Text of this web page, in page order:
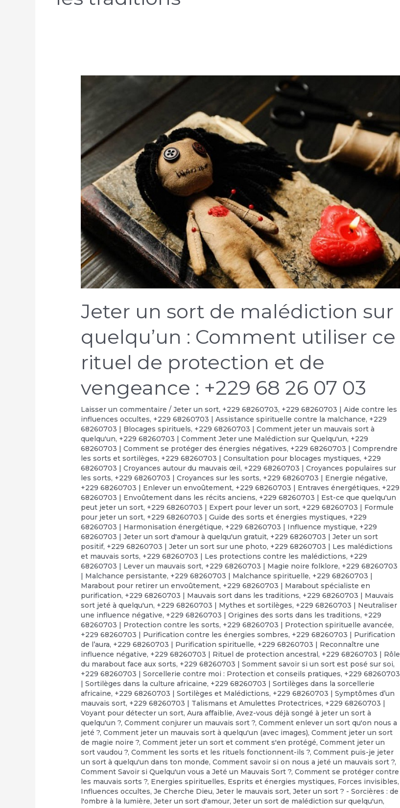
Jeter un sort de malédiction sur
quelqu’un : Comment utiliser ce
rituel de protection et de
vengeance : +229 68 26 07 03
Laisser un commentaire /Jeter un sort, +229 68260703, +229 68260703 | Aide contre les
influences occultes, +229 68260703 | Assistance spirituelle contre la malchance, +229
68260703 | Blocages spirituels, +229 68260703 | Comment jeter un mauvais sort à
quelqu'un, +229 68260703 | Comment Jeter une Malédiction sur Quelqu'un, +229
68260703 | Comment se protéger des énergies négatives, +229 68260703 | Comprendre
les sorts et sortilèges, +229 68260703 | Consultation pour blocages mystiques, +229
68260703 | Croyances autour du mauvais œil, +229 68260703 | Croyances populaires sur
les sorts, +229 68260703 | Croyances sur les sorts, +229 68260703 | Energie négative,
+229 68260703 | Enlever un envoûtement, +229 68260703 | Entraves énergétiques, +229
68260703 | Envoûtement dans les récits anciens, +229 68260703 | Est-ce que quelqu'un
peut jeter un sort, +229 68260703 | Expert pour lever un sort, +229 68260703 | Formule
pour jeter un sort, +229 68260703 | Guide des sorts et énergies mystiques, +229
68260703 | Harmonisation énergétique, +229 68260703 | Influence mystique, +229
68260703 | Jeter un sort d'amour à quelqu'un gratuit, +229 68260703 | Jeter un sort
positif, +229 68260703 | Jeter un sort sur une photo, +229 68260703 | Les malédictions
et mauvais sorts, +229 68260703 | Les protections contre les malédictions, +229
68260703 | Lever un mauvais sort, +229 68260703 | Magie noire folklore, +229 68260703
| Malchance persistante, +229 68260703 | Malchance spirituelle, +229 68260703 |
Marabout pour retirer un envoûtement, +229 68260703 | Marabout spécialiste en
purification, +229 68260703 | Mauvais sort dans les traditions, +229 68260703 | Mauvais
sort jeté à quelqu'un, +229 68260703 | Mythes et sortilèges, +229 68260703 | Neutraliser
une influence négative, +229 68260703 | Origines des sorts dans les traditions, +229
68260703 | Protection contre les sorts, +229 68260703 | Protection spirituelle avancée,
+229 68260703 | Purification contre les énergies sombres, +229 68260703 | Purification
de l’aura, +229 68260703 | Purification spirituelle, +229 68260703 | Reconnaître une
influence négative, +229 68260703 | Rituel de protection ancestral, +229 68260703 | Rôle
du marabout face aux sorts, +229 68260703 | Somment savoir si un sort est posé sur soi,
+229 68260703 | Sorcellerie contre moi : Protection et conseils pratiques, +229 68260703
| Sortilèges dans la culture africaine, +229 68260703 | Sortilèges dans la sorcellerie
africaine, +229 68260703 | Sortilèges et Malédictions, +229 68260703 | Symptômes d’un
mauvais sort, +229 68260703 | Talismans et Amulettes Protectrices, +229 68260703 |
Voyant pour détecter un sort,Aura affaiblie,Avez-vous déjà songé à jeter un sort à
quelqu'un ?,Comment conjurer un mauvais sort ?,Comment enlever un sort qu'on nous a
jeté ?,Comment jeter un mauvais sort à quelqu'un (avec images),Comment jeter un sort
de magie noire ?,Comment jeter un sort et comment s'en protégé,Comment jeter un
sort vaudou ?,Comment les sorts et les rituels fonctionnent-ils ?,Comment puis-je jeter
un sort à quelqu'un dans ton monde,Comment savoir si on nous a jeté un mauvais sort ?,
Comment Savoir si Quelqu'un vous a Jeté un Mauvais Sort ?,Comment se protéger contre
les mauvais sorts ?, Energies spirituelles, Esprits et énergies mystiques, Forces invisibles,
Influences occultes,Je Cherche Dieu,Jeter le mauvais sort,Jeter un sort ? - Sorcières : de
l'ombre à la lumière,Jeter un sort d'amour,Jeter un sort de malédiction sur quelqu'un,